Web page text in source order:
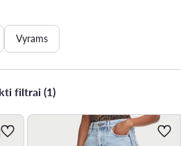
Vyrams
filtrai (1)